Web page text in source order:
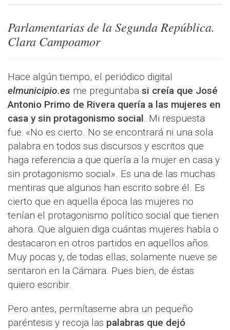
Parlamentarias de la Segunda República.
Clara Campoamor
Hace algún tiempo, el periódico digital
elmunicipio.es me preguntaba si creía que José
Antonio Primo de Rivera quería a las mujeres en
casa y sin protagonismo social. Mi respuesta
fue: «No es cierto. No se encontrará ni una sola
palabra en todos sus discursos y escritos que
haga referencia a que quería a la mujer en casa y
sin protagonismo social». Es una de las muchas
mentiras que algunos han escrito sobre él. Es
cierto que en aquella época las mujeres no
tenían el protagonismo político social que tienen
ahora. Que alguien diga cuántas mujeres había o
destacaron en otros partidos en aquellos años.
Muy pocas y, de todas ellas, solamente nueve se
sentaron en la Cámara. Pues bien, de éstas
quiero escribir.
Pero antes, permítaseme abra un pequeño
paréntesis y recoja las palabras que dejó